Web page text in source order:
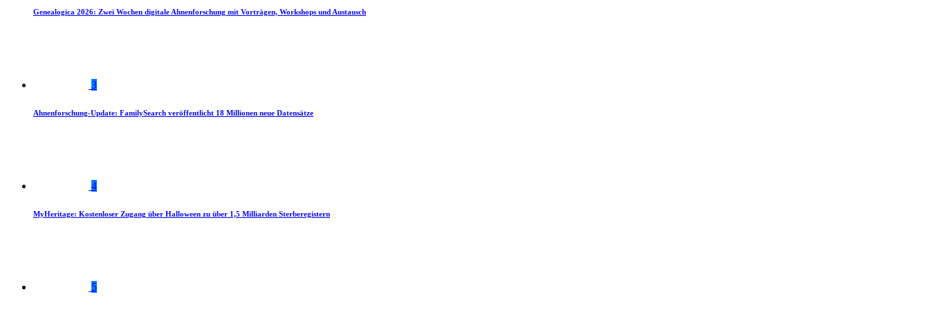
Genealogica 2026: Zwei Wochen digitale Ahnenforschung mit Vorträgen, Workshops und Austausch
3
Ahnenforschung-Update: FamilySearch veröffentlicht 18 Millionen neue Datensätze
4
MyHeritage: Kostenloser Zugang über Halloween zu über 1,5 Milliarden Sterberegistern
5